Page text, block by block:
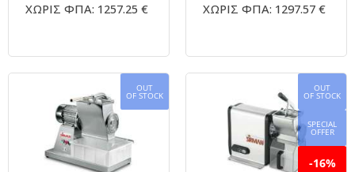
ΧΩΡΙΣ ΦΠΑ: 1257.25 € ΧΩΡΙΣ ΦΠΑ: 1297.57 €
OUT
OF STOCK
OUT
OF STOCK
SPECIAL
OFFER
-16%